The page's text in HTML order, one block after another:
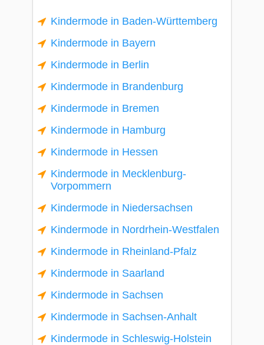
Kindermode in Baden-Württemberg
Kindermode in Bayern
Kindermode in Berlin
Kindermode in Brandenburg
Kindermode in Bremen
Kindermode in Hamburg
Kindermode in Hessen
Kindermode in Mecklenburg-
Vorpommern
Kindermode in Niedersachsen
Kindermode in Nordrhein-Westfalen
Kindermode in Rheinland-Pfalz
Kindermode in Saarland
Kindermode in Sachsen
Kindermode in Sachsen-Anhalt
Kindermode in Schleswig-Holstein